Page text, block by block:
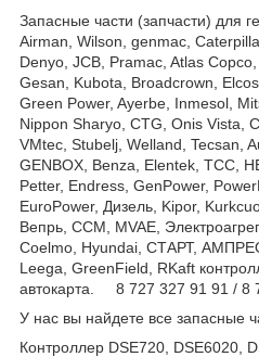
Запасные части (запчасти) для
Airman, Wilson, genmac,
Denyo, JCB, Pramac, Atlas
Gesan, Kubota, Broadcrown,
Green Power, Ayerbe, Inmesol,
Nippon Sharyo, CTG, Onis Vista,
VMtec, Stubelj, Welland, Tecsan,
GENBOX, Benza, Elentek, TCC,
Petter, Endress, GenPower,
EuroPower, Дизель, Kipor,
Вепрь, CCM, MVAE,
Coelmo, Hyundai, СТАРТ,
Leega, GreenField, RKaft
автокарта. 8 727 327 91 91 / 8
У нас вы найдете все запасные
Контроллер DSE720, DSE6020,